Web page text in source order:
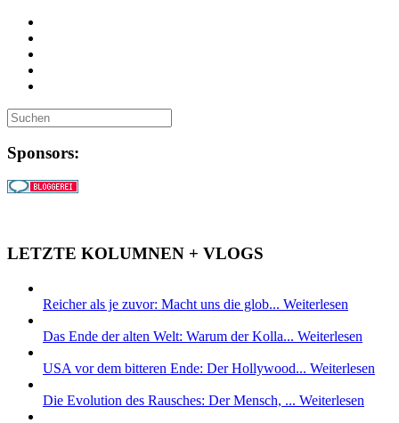
Sponsors:
LETZTE KOLUMNEN + VLOGS
Reicher als je zuvor: Macht uns die glob... Weiterlesen
Das Ende der alten Welt: Warum der Kolla... Weiterlesen
USA vor dem bitteren Ende: Der Hollywood... Weiterlesen
Die Evolution des Rausches: Der Mensch, ... Weiterlesen